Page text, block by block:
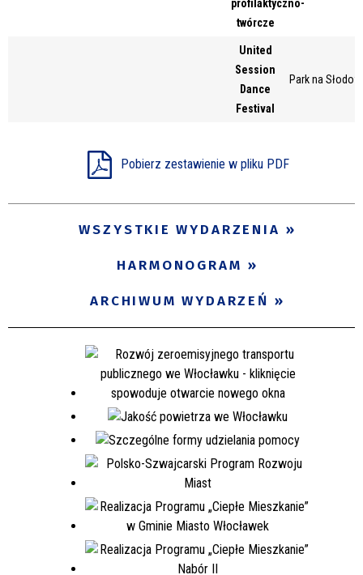
profilaktyczno-
twórcze
United
Session
Dance
Festival
Park na
Pobierz zestawienie w pliku PDF
WSZYSTKIE WYDARZENIA
HARMONOGRAM
ARCHIWUM WYDARZEŃ